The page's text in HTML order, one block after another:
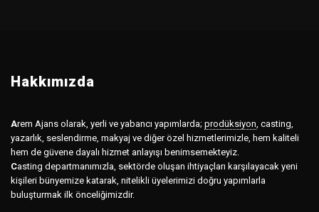
Hakkımızda
Arem Ajans olarak, yerli ve yabancı yapımlarda; prodüksiyon, casting,
yazarlık, seslendirme, makyaj ve diğer özel hizmetlerimizle, hem kaliteli
hem de güvene dayalı hizmet anlayışı benimsemekteyiz.
Casting departmanımızla, sektörde oluşan ihtiyaçları karşılayacak yeni
kişileri bünyemize katarak, nitelikli üyelerimizi doğru yapımlarla
buluşturmak ilk önceliğimizdir.